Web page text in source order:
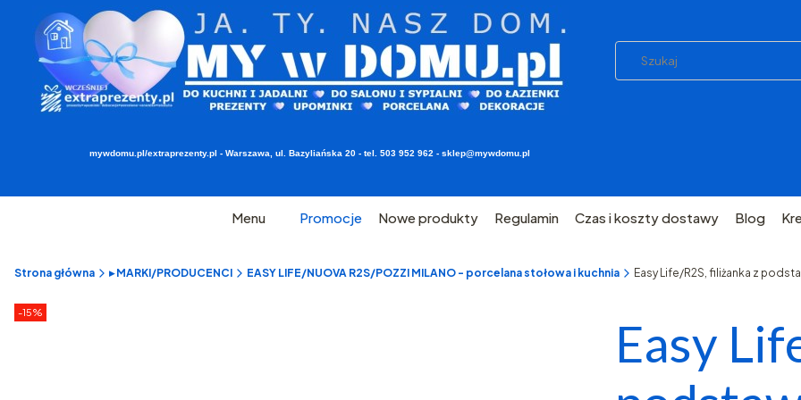
mywdomu.pl/extraprezenty.pl - Warszawa, ul. Bazyliańska 20 - tel. 503 952 962 - sklep@mywdomu.pl
Menu Promocje Nowe produkty Regulamin Czas i koszty dostawy Blog
Strona główna ▸ MARKI/PRODUCENCI EASY LIFE/NUOVA R2S/POZZI MILANO - porcelana stołowa i kuchnia Easy Life/R2S, filiżanka z
Etykiety produktu
-15%
Easy